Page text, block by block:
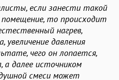
если занести такой
то происходит
нагрев,
увеличение давления
чего он лопается,
а далее источником
смеси может